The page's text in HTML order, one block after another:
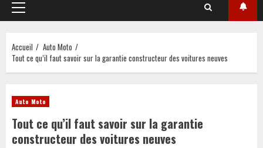
Menu
principal
Accueil
Auto Moto
Tout ce qu’il faut savoir sur la garantie constructeur des voitures neuves
Auto Moto
Tout ce qu’il faut savoir sur la garantie
constructeur des voitures neuves